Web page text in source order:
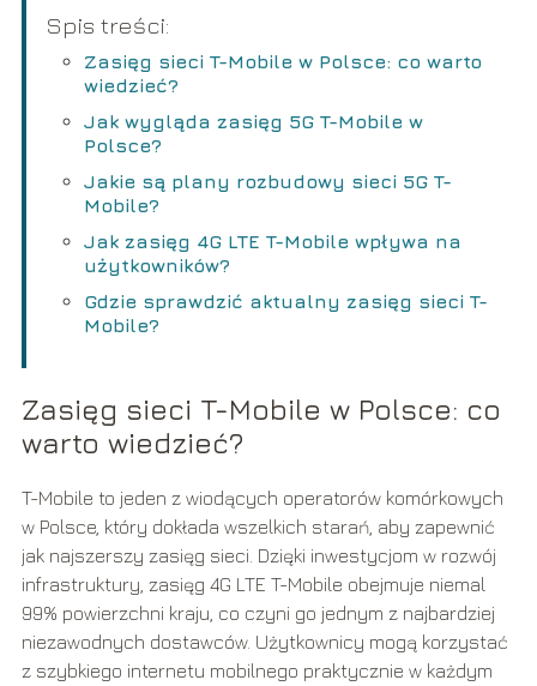
Spis treści:
Zasięg sieci T-Mobile w Polsce: co warto
wiedzieć?
Jak wygląda zasięg 5G T-Mobile w
Polsce?
Jakie są plany rozbudowy sieci 5G T-
Mobile?
Jak zasięg 4G LTE T-Mobile wpływa na
użytkowników?
Gdzie sprawdzić aktualny zasięg sieci T-
Mobile?
Zasięg sieci T-Mobile w Polsce: co
warto wiedzieć?
T-Mobile to jeden z wiodących operatorów komórkowych
w Polsce, który dokłada wszelkich starań, aby zapewnić
jak najszerszy zasięg sieci. Dzięki inwestycjom w rozwój
infrastruktury, zasięg 4G LTE T-Mobile obejmuje niemal
99% powierzchni kraju, co czyni go jednym z najbardziej
niezawodnych dostawców. Użytkownicy mogą korzystać
z szybkiego internetu mobilnego praktycznie w każdym